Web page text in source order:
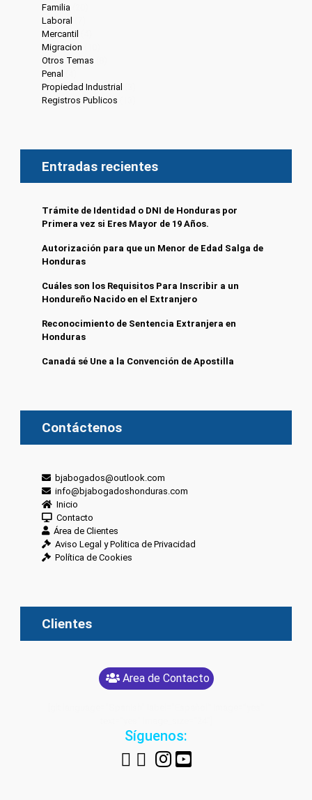
Familia
Laboral
Mercantil
Migracion
Otros Temas
Penal
Propiedad Industrial
Registros Publicos
Entradas recientes
Trámite de Identidad o DNI de Honduras por
Primera vez si Eres Mayor de 19 Años.
Autorización para que un Menor de Edad Salga de
Honduras
Cuáles son los Requisitos Para Inscribir a un
Hondureño Nacido en el Extranjero
Reconocimiento de Sentencia Extranjera en
Honduras
Canadá sé Une a la Convención de Apostilla
Contáctenos
bjabogados@outlook.com
info@bjabogadoshonduras.com
Inicio
Contacto
Área de Clientes
Aviso Legal y Politica de Privacidad
Política de Cookies
Clientes
Area de Contacto
Síguenos: